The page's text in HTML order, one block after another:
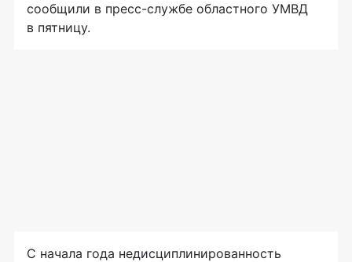
сообщили в пресс-службе областного УМВД
в пятницу.
С начала года недисциплинированность